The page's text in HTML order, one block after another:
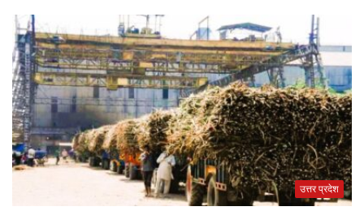
उत्तर प्रदेश